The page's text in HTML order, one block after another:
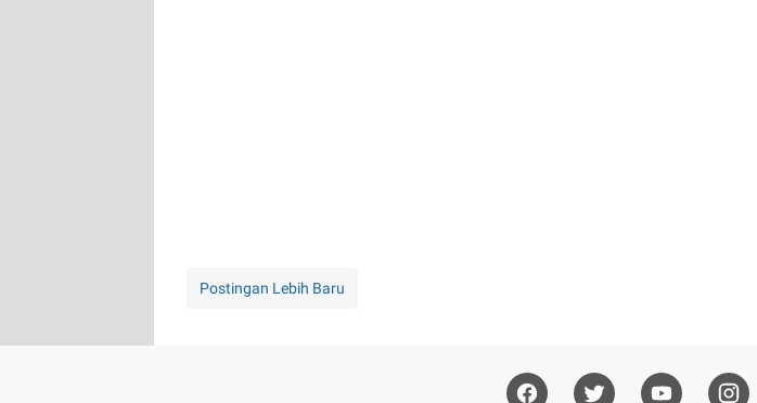
Postingan Lebih Baru